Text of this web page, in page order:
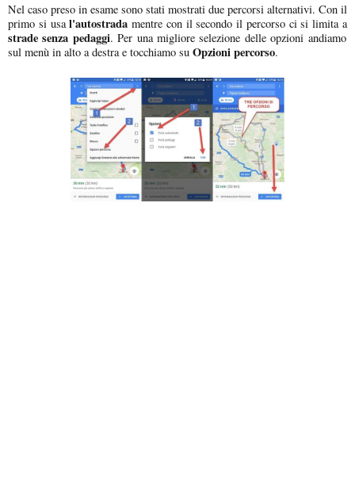
Nel caso preso in esame sono stati mostrati due percorsi alternativi. Con il
primo si usal'autostrada mentre con il secondo il percorso ci si limita a
strade senza pedaggi. Per una migliore selezione delle opzioni andiamo
sul menù in alto a destra e tocchiamo su Opzioni percorso.